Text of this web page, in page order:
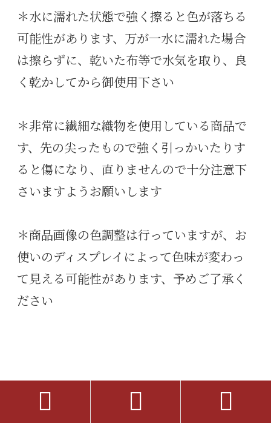
＊水に濡れた状態で強く擦ると色が落ちる
可能性があります、万が一水に濡れた場合
は擦らずに、乾いた布等で水気を取り、良
く乾かしてから御使用下さい
＊非常に繊細な織物を使用している商品で
す、先の尖ったもので強く引っかいたりす
ると傷になり、直りませんので十分注意下
さいますようお願いします
＊商品画像の色調整は行っていますが、お
使いのディスプレイによって色味が変わっ
て見える可能性があります、予めご了承く
ださい
  